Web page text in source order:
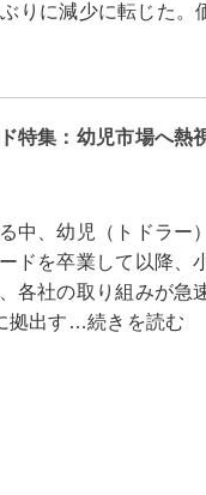
りに減少に転じた。
特集：幼児市場へ
中、幼児（トドラー
ドを卒業して以降、
各社の取り組みが急
拠出す…続きを読む